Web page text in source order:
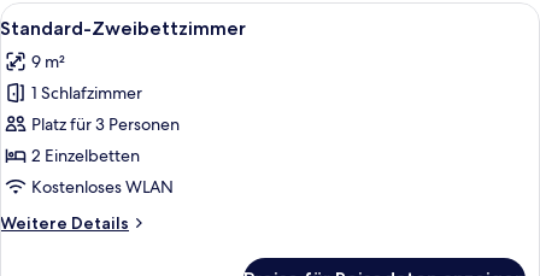
Alle
Fotos
für
Standard-
Zweibettzimmer
anzeigen
Ein Hotelzimmer mit zwei Betten,
7
Standard-Zweibettzimmer
9 m²
1 Schlafzimmer
Platz für 3 Personen
2 Einzelbetten
Kostenloses WLAN
Weitere Details
Weitere